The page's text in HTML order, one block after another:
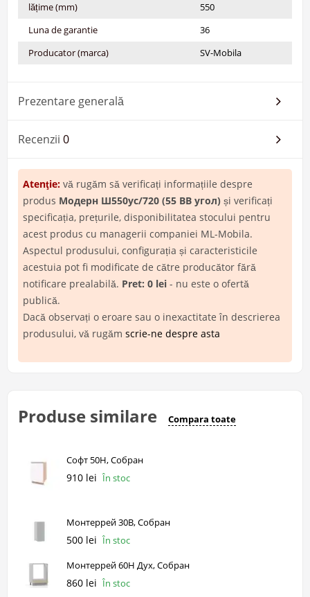
lățime (mm)
550
Luna de garantie
36
Producator (marca)
SV-Mobila
Prezentare generală
Recenzii 0
Atenţie: vă rugăm să verificați informațiile despre
produs Модерн Ш550ус/720 (55 ВВ угол) și verificați
specificația, prețurile, disponibilitatea stocului pentru
acest produs cu managerii companiei ML-Mobila.
Aspectul produsului, configurația și caracteristicile
acestuia pot fi modificate de către producător fără
notificare prealabilă. Pret: 0 lei - nu este o ofertă
publică.
Dacă observați o eroare sau o inexactitate în descrierea
produsului, vă rugăm scrie-ne despre asta
Produse similare Compara toate
Софт 50Н, Собран
910 lei În stoc
Монтеррей 30В, Собран
500 lei În stoc
Монтеррей 60Н Дух, Собран
860 lei În stoc